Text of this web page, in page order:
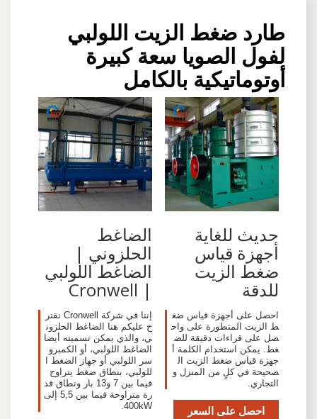
طارد ضغط الزيت اللولبي
لفول الصويا سعة كبيرة
أوتوماتيكية بالكامل
حديث للغاية
أجهزة قياس
ضغط الزيت
للدقة
احصل على أجهزة قياس ضغ
ط الزيت المتطورة على واح
صل على قراءات دقيقة للض
غط. يمكن استخدام الكلمة أ
جهزة قياس ضغط الزيت ال
صحيحة في كلٍ من المنزل و
التجاري.
احصل على السعر
الضاغط
الحلزوني |
الضاغط اللولبي
| Cronwell
إننا في شركة Cronwell نقتر
ح عليكم هنا الضاغط الحلزون
ي، والذي يمكن تسميته أيضا
الضاغط اللولبي، أو الكمبرو
سر اللولبي أو جهاز الضغط ا
للولبي، بنطاق ضغط يتراوح
فيما بين 7 و13 بار ونطاق قد
رة متراوحة فيما بين 5,5 إلى
400kW.